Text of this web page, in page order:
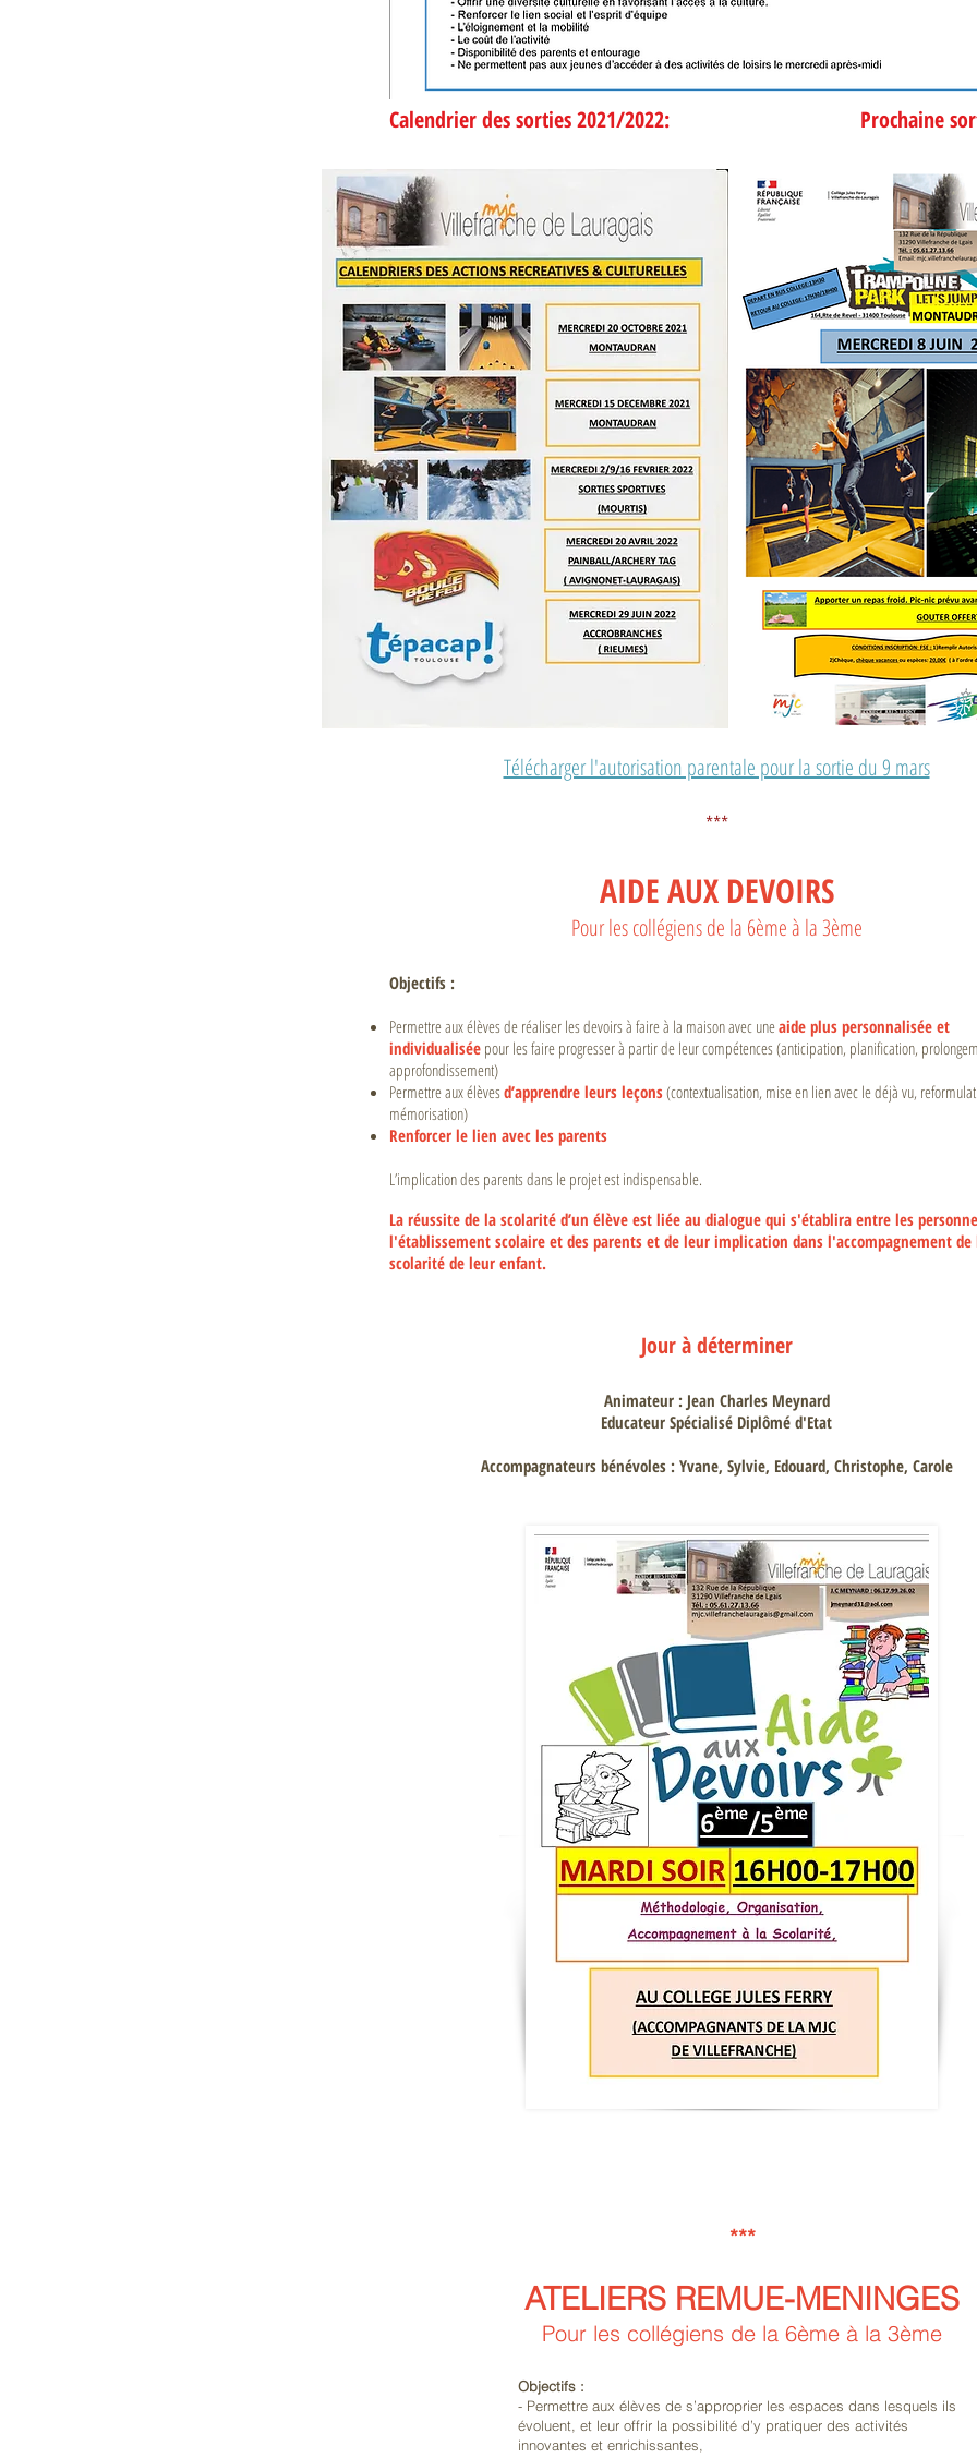
Calendrier des sorties 2021/2022: Prochaine
Télécharger l'autorisation parentale pour la sortie du 9 mars
***
AIDE AUX DEVOIRS
Pour les collégiens de la 6ème à la 3ème
Objectifs :
Permettre aux élèves de réaliser les devoirs à faire à la maison avec uneaide plus personnalisée et
individualisée pour les faire progresser à partir de leur compétences (anticipation, planification,
approfondissement)
Permettre aux élèves d’apprendre leurs leçons(contextualisation, mise en lien avec le déjà vu,
mémorisation)
Renforcer le lien avec les parents
L’implication des parents dans le projet est indispensable.
La réussite de la scolarité d’un élève est liée au dialogue qui s'établira entre les
l'établissement scolaire et des parents et de leur implication dans l'accompagnement de
scolarité de leur enfant.
Jour à déterminer
Animateur : Jean Charles Meynard
Educateur Spécialisé Diplômé d'Etat
Accompagnateurs bénévoles : Yvane, Sylvie, Edouard, Christophe, Carole
***
ATELIERS REMUE-MENINGES
Pour les collégiens de la 6ème à la 3ème
Objectifs :
- Permettre aux élèves de s’approprier les espaces dans lesquels ils
évoluent, et leur offrir la possibilité d’y pratiquer des activités
innovantes et enrichissantes,